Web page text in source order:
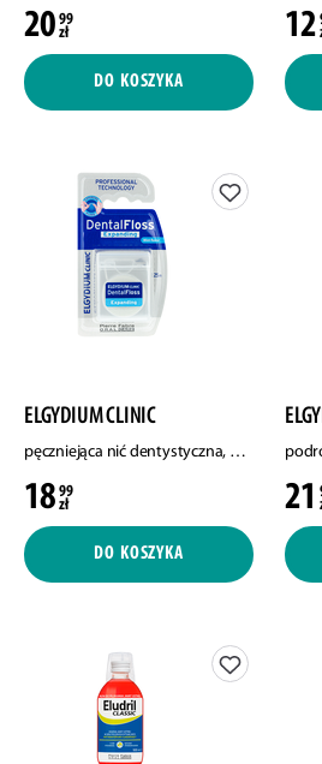
20 99
zł
DO KOSZYKA
12
ELGYDIUM CLINIC
pęczniejąca nić dentystyczna, 25 m/1 opak.
18 99
zł
DO KOSZYKA
21